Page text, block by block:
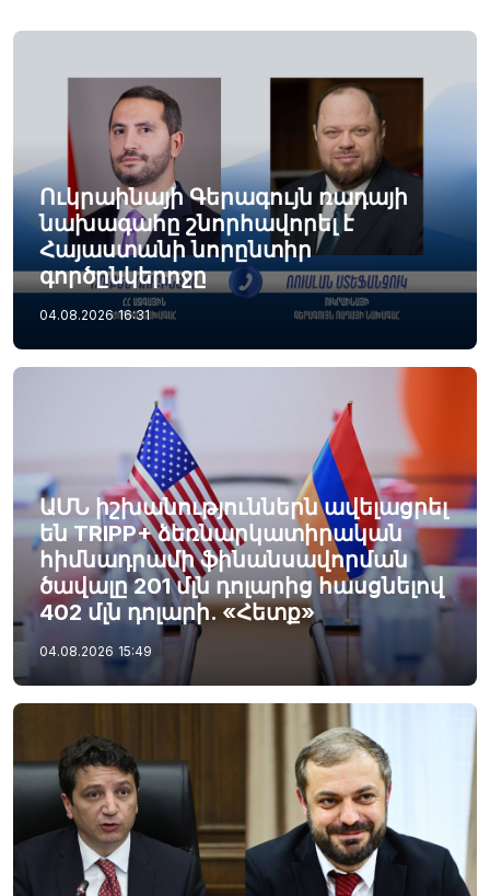
Ուկրաինայի Գերագույն ռադայի
նախագահը շնորհավորել է
Հայաստանի նորընտիր
գործընկերոջը
04.08.2026 16:31
ԱՄՆ իշխանություններն ավելացրել
են TRIPP+ ձեռնարկատիրական
հիմնադրամի ֆինանսավորման
ծավալը 201 մլն դոլարից հասցնելով
402 մլն դոլարի. «Հետք»
04.08.2026 15:49